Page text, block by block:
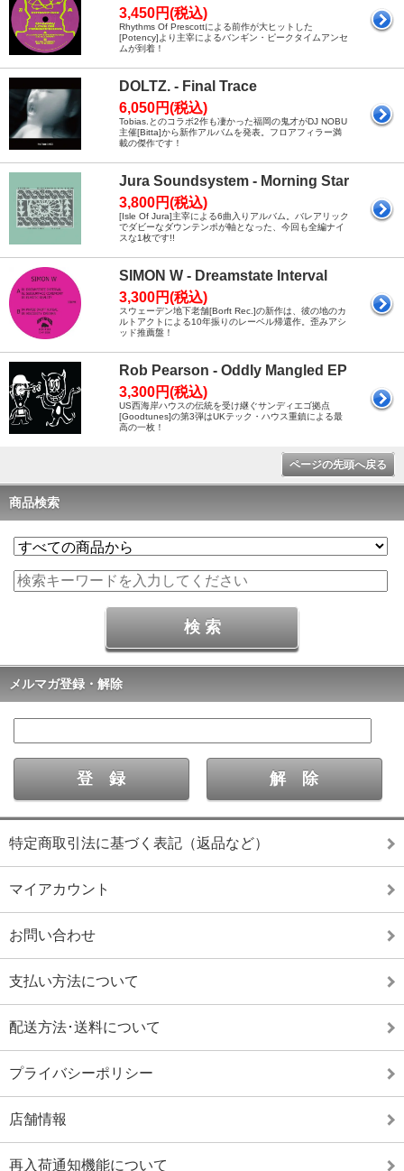
3,450円(税込)
Rhythms Of Prescottによる前作が大ヒットした
[Potency]より主宰によるバンギン・ピークタイムアンセ
ムが到着！
DOLTZ. - Final Trace
6,050円(税込)
Tobias.とのコラボ2作も凄かった福岡の鬼才がDJ NOBU
主催[Bitta]から新作アルバムを発表。フロアフィラー満
載の傑作です！
Jura Soundsystem - Morning Star
3,800円(税込)
[Isle Of Jura]主宰による6曲入りアルバム。バレアリック
でダビーなダウンテンポが軸となった、今回も全編ナイ
スな1枚です!!
SIMON W - Dreamstate Interval
3,300円(税込)
スウェーデン地下老舗[Borft Rec.]の新作は、彼の地のカ
ルトアクトによる10年振りのレーベル帰還作。歪みアシ
ッド推薦盤！
Rob Pearson - Oddly Mangled EP
3,300円(税込)
US西海岸ハウスの伝統を受け継ぐサンディエゴ拠点
[Goodtunes]の第3弾はUKテック・ハウス重鎮による最
高の一枚！
ページの先頭へ戻る
商品検索
メルマガ登録・解除
特定商取引法に基づく表記（返品など）
マイアカウント
お問い合わせ
支払い方法について
配送方法･送料について
プライバシーポリシー
店舗情報
再入荷通知機能について